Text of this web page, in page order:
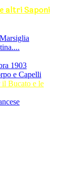
altri Saponi
1903
e Capelli
Bucato e le